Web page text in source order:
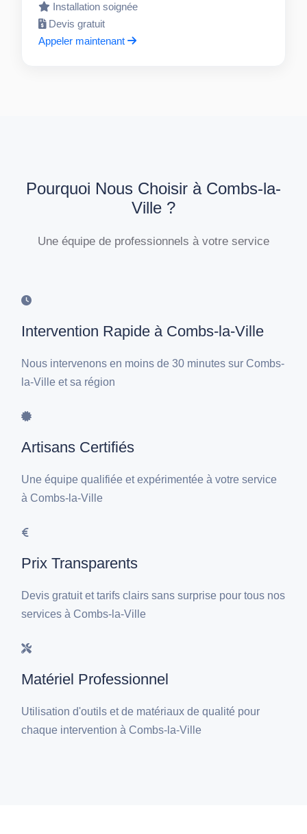
Installation soignée
Devis gratuit
Appeler maintenant
Pourquoi Nous Choisir à Combs-la-
Ville ?
Une équipe de professionnels à votre service
Intervention Rapide à Combs-la-Ville
Nous intervenons en moins de 30 minutes sur Combs-
la-Ville et sa région
Artisans Certifiés
Une équipe qualifiée et expérimentée à votre service
à Combs-la-Ville
Prix Transparents
Devis gratuit et tarifs clairs sans surprise pour tous nos
services à Combs-la-Ville
Matériel Professionnel
Utilisation d'outils et de matériaux de qualité pour
chaque intervention à Combs-la-Ville